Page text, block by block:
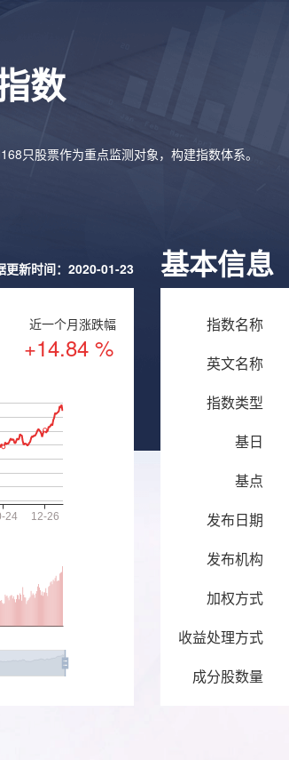
数
只股票作为重点监测对象，构建指数体系。
更新时间：2020-01-23
近一个月涨跌幅
+14.84 %
基本信息
指数名称
英文名称
指数类型
基日
基点
发布日期
发布机构
加权方式
收益处理方式
成分股数量